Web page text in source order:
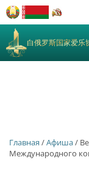
白俄罗斯国家爱乐
Главная /Афиша/
Международного